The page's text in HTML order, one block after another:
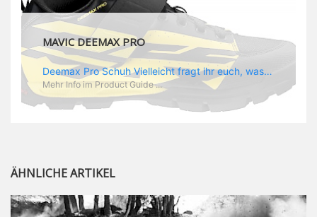
MAVIC DEEMAX PRO
Deemax Pro Schuh Vielleicht fragt ihr euch, was ein Schuh mit Deemax zu tun hat? Nun, hier spielt vor allem der Einsatzzweck eine Rolle: Deemax steht für Gravity pur und dafür ist auch der neue Schuh gedacht, der vor allem den Ideen von Downhill Legende Fabien Barel entspricht. Der Schuh soll ganz der Deemax Philosophie entsprechen: kompromisslose Funktion, effizient und hoher Komfort standen auf der Wunschliste von Fabien. Und das kam dabei heraus: - die neue „Energy Grip AM“ Sohle bietet maximale Stabilität und optimalen Grip auf dem Pedal. - die „Ergo Fit“ Innensohle soll super hohen Komfort bieten und optimal sitzen und zwar den ganzen Tag lang. - eine 3D-Mesch-Konstruktion soll den Fuß belüften und sowohl bei Sonne also auch unter kühlen Bedingungen für optimales Fußklima sorgen - die Assymetrische Konstruktion mit höherem Seitenteil innen soll den Knöchel optimal schützen - extra Schutz für die Zehen und die Fersen
Mehr Info im Product Guide ...
ÄHNLICHE ARTIKEL